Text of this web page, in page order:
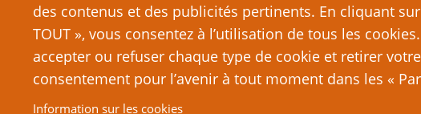
des contenus et des publicités pertinents. En cliquant sur
TOUT », vous consentez à l’utilisation de tous les
accepter ou refuser chaque type de cookie et retirer votre
consentement pour l’avenir à tout moment dans les «
Information sur les cookies
© 2026 PTGPTB.fr, All rights reserved.